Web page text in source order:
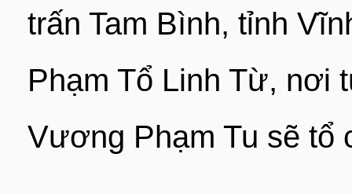
trấn Tam Bình, tỉnh
Phạm Tổ Linh Từ,
Vương Phạm Tu sẽ tổ